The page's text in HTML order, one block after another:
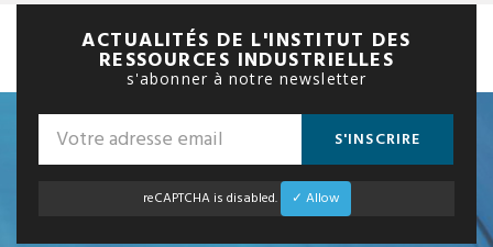
ACTUALITÉS DE L'INSTITUT DES
RESSOURCES INDUSTRIELLES
s'abonner à notre newsletter
S'INSCRIRE
reCAPTCHA is disabled. ✓ Allow